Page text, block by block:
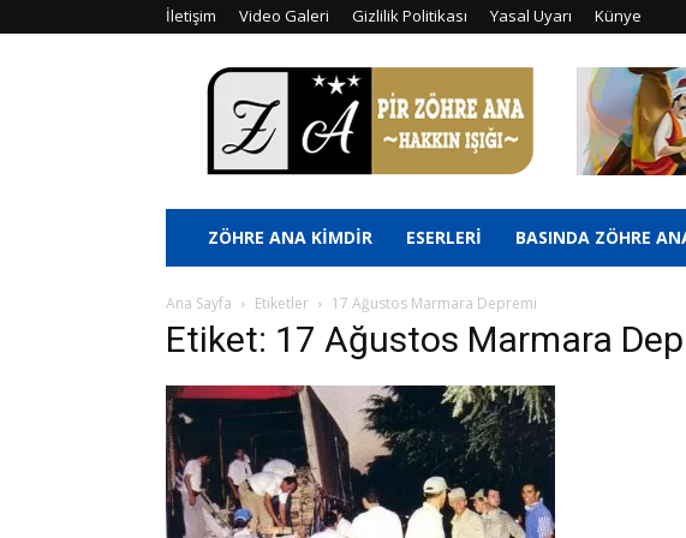
İletişim Video Galeri Gizlilik Politikası Yasal Uyarı Künye
Pir
Zöhre
Ana
ZÖHRE ANA KİMDİR ESERLERİ BASINDA ZÖHRE
Ana Sayfa Etiketler 17 Ağustos Marmara Depremi
Etiket: 17 Ağustos Marmara